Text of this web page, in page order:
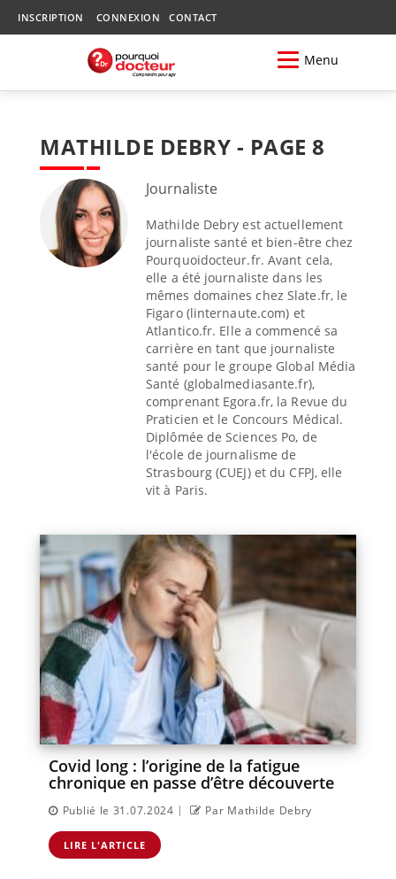
INSCRIPTION CONNEXION CONTACT
Menu
MATHILDE DEBRY - PAGE 8
Journaliste
Mathilde Debry est actuellement
journaliste santé et bien-être chez
Pourquoidocteur.fr. Avant cela,
elle a été journaliste dans les
mêmes domaines chez Slate.fr, le
Figaro (linternaute.com) et
Atlantico.fr. Elle a commencé sa
carrière en tant que journaliste
santé pour le groupe Global Média
Santé (globalmediasante.fr),
comprenant Egora.fr, la Revue du
Praticien et le Concours Médical.
Diplômée de Sciences Po, de
l'école de journalisme de
Strasbourg (CUEJ) et du CFPJ, elle
vit à Paris.
Covid long : l’origine de la fatigue
chronique en passe d’être découverte
Publié le 31.07.2024 | Par Mathilde Debry
LIRE L'ARTICLE